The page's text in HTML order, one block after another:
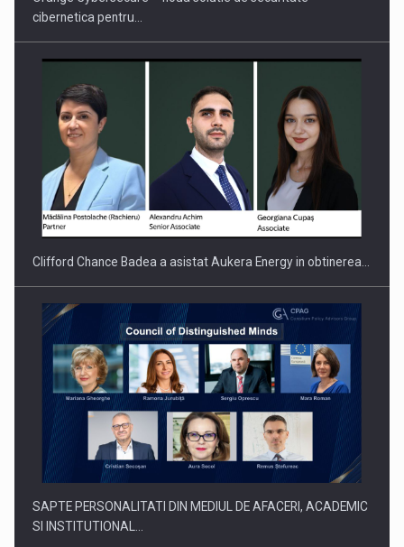
PUTTING ROMANIAN CORPORATE COMPANIES ON THE
INTERNATIONAL BUSINESS SCENE
cibernetica pentru…
Clifford Chance Badea a asistat Aukera Energy in obtinerea…
SAPTE PERSONALITATI DIN MEDIUL DE AFACERI, ACADEMIC
SI INSTITUTIONAL…